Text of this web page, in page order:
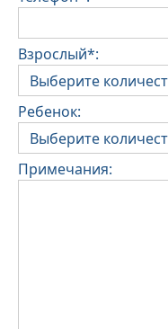
Взрослый*:
Ребенок:
Примечания: